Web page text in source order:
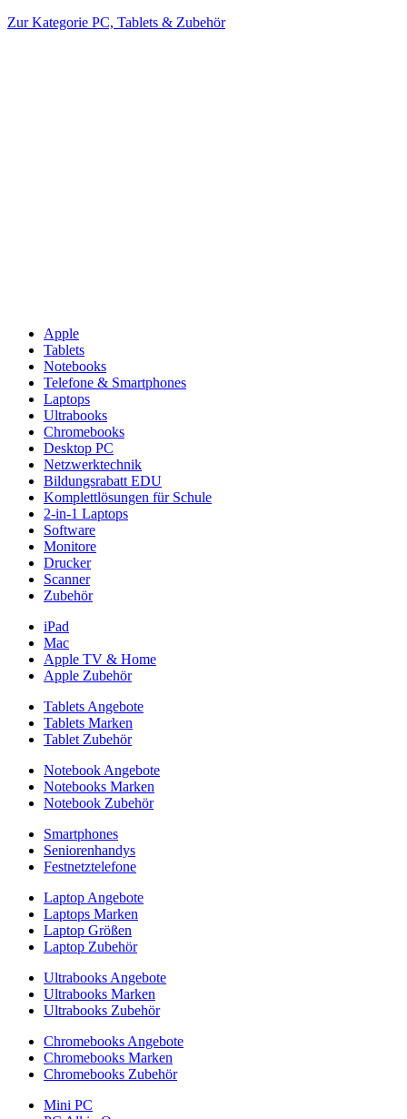
Zur Kategorie PC, Tablets & Zubehör
Apple
Tablets
Notebooks
Telefone & Smartphones
Laptops
Ultrabooks
Chromebooks
Desktop PC
Netzwerktechnik
Bildungsrabatt EDU
Komplettlösungen für Schule
2-in-1 Laptops
Software
Monitore
Drucker
Scanner
Zubehör
iPad
Mac
Apple TV & Home
Apple Zubehör
Tablets Angebote
Tablets Marken
Tablet Zubehör
Notebook Angebote
Notebooks Marken
Notebook Zubehör
Smartphones
Seniorenhandys
Festnetztelefone
Laptop Angebote
Laptops Marken
Laptop Größen
Laptop Zubehör
Ultrabooks Angebote
Ultrabooks Marken
Ultrabooks Zubehör
Chromebooks Angebote
Chromebooks Marken
Chromebooks Zubehör
Mini PC